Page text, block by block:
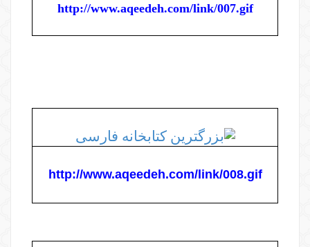
http://www.aqeedeh.com/link/007.gif
http://www.aqeedeh.com/link/008.gif